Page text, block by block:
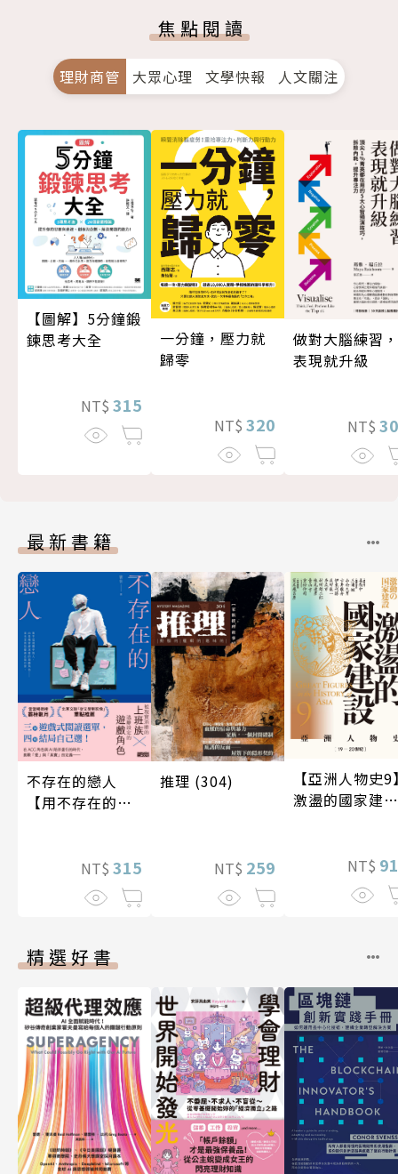
焦點閱讀
理財商管 大眾心理 文學快報 人文關注
【圖解】5分鐘鍛
鍊思考大全
NT$ 315
一分鐘，壓力就
歸零
NT$ 320
做對大腦練習，
表現就升級
NT$
最新書籍
不存在的戀人
【用不存在的
NT$ 315
推理 (304)
NT$ 259
【亞洲人物史9
激盪的國家建設
NT$
精選好書